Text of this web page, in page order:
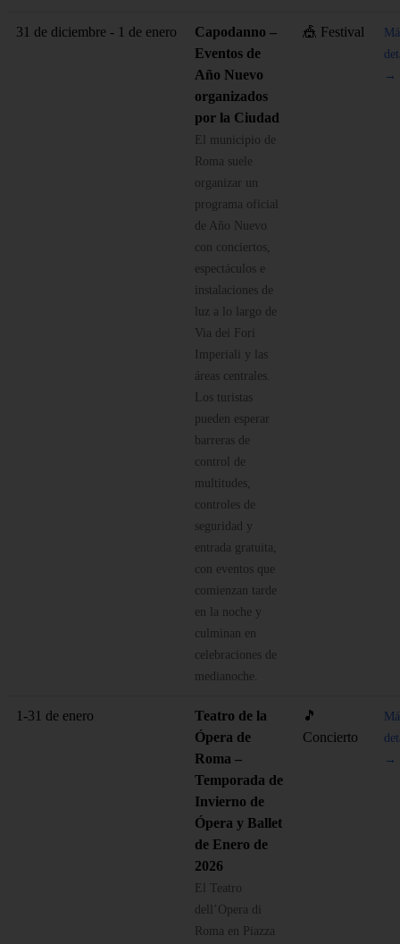
31 de diciembre - 1 de enero
Capodanno –
Eventos de
Año Nuevo
organizados
por la Ciudad
El municipio de
Roma suele
organizar un
programa oficial
de Año Nuevo
con conciertos,
espectáculos e
instalaciones de
luz a lo largo de
Via dei Fori
Imperiali y las
áreas centrales.
Los turistas
pueden esperar
barreras de
control de
multitudes,
controles de
seguridad y
entrada gratuita,
con eventos que
comienzan tarde
en la noche y
culminan en
celebraciones de
medianoche.
🎪 Festival
→
1-31 de enero
Teatro de la
Ópera de
Roma –
Temporada de
Invierno de
Ópera y Ballet
de Enero de
2026
El Teatro
dell’Opera di
Roma en Piazza
🎵
Concierto
→